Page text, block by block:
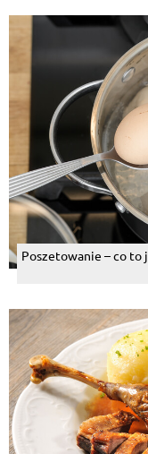
Poszetowanie – co to